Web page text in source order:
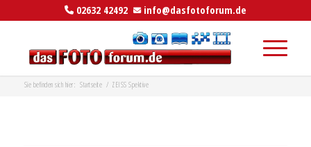
02632 42492 info@dasfotoforum.de
Sie befinden sich hier: Startseite / ZEISS Spektive